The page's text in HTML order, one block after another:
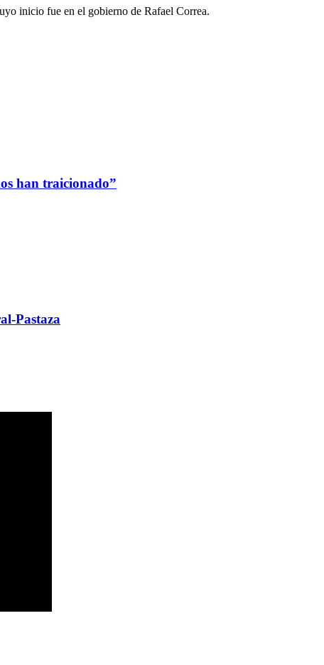
inicio fue en el gobierno de Rafael Correa.
han traicionado”
Pastaza